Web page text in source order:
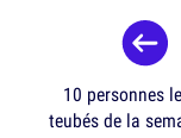
10 personnes
teubés de la